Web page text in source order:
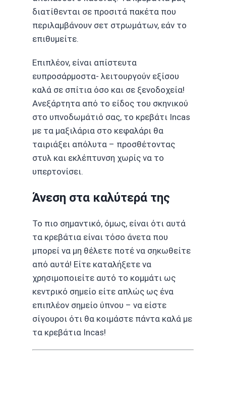
διατίθενται σε προσιτά πακέτα που
περιλαμβάνουν σετ στρωμάτων, εάν το
επιθυμείτε.
Επιπλέον, είναι απίστευτα
ευπροσάρμοστα- λειτουργούν εξίσου
καλά σε σπίτια όσο και σε ξενοδοχεία!
Ανεξάρτητα από το είδος του σκηνικού
στο υπνοδωμάτιό σας, το κρεβάτι Incas
με τα μαξιλάρια στο κεφαλάρι θα
ταιριάξει απόλυτα – προσθέτοντας
στυλ και εκλέπτυνση χωρίς να το
υπερτονίσει.
Άνεση στα καλύτερά της
Το πιο σημαντικό, όμως, είναι ότι αυτά
τα κρεβάτια είναι τόσο άνετα που
μπορεί να μη θέλετε ποτέ να σηκωθείτε
από αυτά! Είτε καταλήξετε να
χρησιμοποιείτε αυτό το κομμάτι ως
κεντρικό σημείο είτε απλώς ως ένα
επιπλέον σημείο ύπνου – να είστε
σίγουροι ότι θα κοιμάστε πάντα καλά με
τα κρεβάτια Incas!